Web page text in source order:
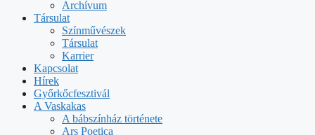
Archívum
Társulat
Színművészek
Társulat
Karrier
Kapcsolat
Hírek
Győrkőcfesztivál
A Vaskakas
A bábszínház története
Ars Poetica